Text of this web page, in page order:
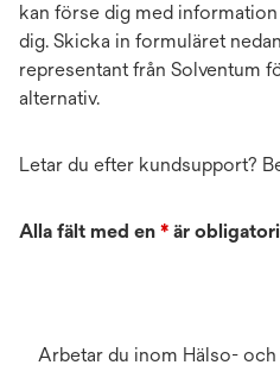
kan förse dig med
dig. Skicka in formuläret
representant från Solventum
alternativ.
Letar du efter kundsupport?
Alla fält med en * är
Arbetar du inom Hälso- och